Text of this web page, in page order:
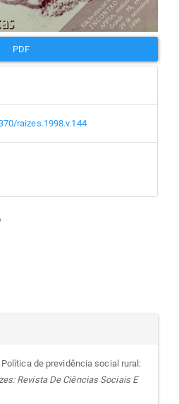
PDF
raizes.1998.v.144
Política de previdência social rural:
Revista De Ciências Sociais E